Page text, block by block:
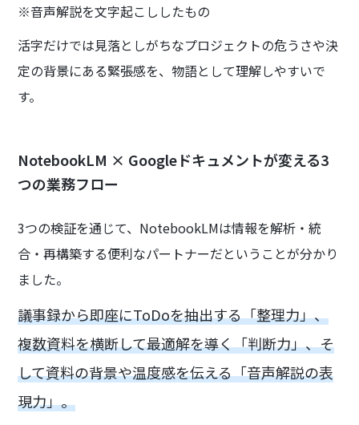
※音声解説を文字起こししたもの
活字だけでは見落としがちなプロジェクトの危うさや決
定の背景にある緊張感を、物語として理解しやすいで
す。
NotebookLM × Googleドキュメントが変える3
つの業務フロー
3つの検証を通じて、NotebookLMは情報を解析・統
合・再構築する便利なパートナーだということが分かり
ました。
議事録から即座にToDoを抽出する「整理力」、
複数資料を横断して最適解を導く「判断力」、そ
して資料の背景や温度感を伝える「音声解説の表
現力」。